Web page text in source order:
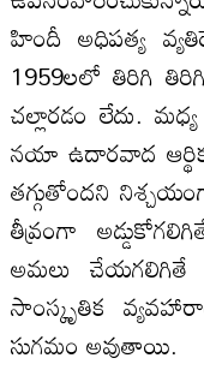
హిందీ అధిపత్య
1959లలో తిరిగి
చల్లారడం లేదు.
నయా ఉదారవాద
తగ్గుతోందని
తీవ్రంగా
అమలు
సాంస్కృతిక
సుగమం అవుతాయి.